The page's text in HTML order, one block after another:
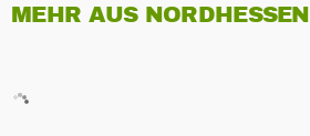
MEHR AUS NORDHESSEN